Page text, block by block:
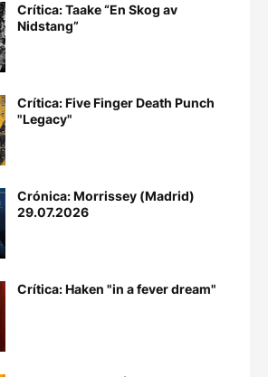
Crítica: Taake “En Skog av
Nidstang”
Crítica: Five Finger Death Punch
"Legacy"
Crónica: Morrissey (Madrid)
29.07.2026
Crítica: Haken "in a fever dream"